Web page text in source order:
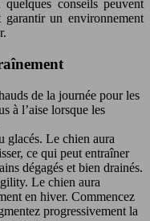
quelques conseils peuvent
garantir un environnement
de la journée pour les
à l’aise lorsque les
glacés. Le chien aura
ce qui peut entraîner
dégagés et bien drainés.
Le chien aura
en hiver. Commencez
progressivement la